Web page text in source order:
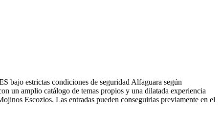
bajo estrictas condiciones de seguridad Alfaguara según
un amplio catálogo de temas propios y una dilatada experiencia
Escozios. Las entradas pueden conseguirlas previamente en el